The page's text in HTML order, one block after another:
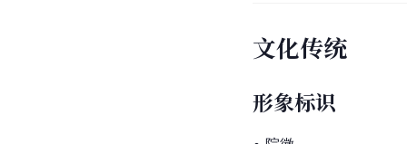
文化传统
形象标识